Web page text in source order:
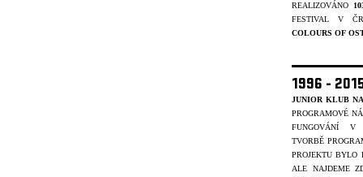
REALIZOVÁNO
FESTIVAL V
COLOURS OF
1996 -
JUNIOR KLUB
PROGRAMOVÉ
FUNGOVÁNÍ
TVORBĚ
PROJEKTU BYLO
ALE NAJDEME